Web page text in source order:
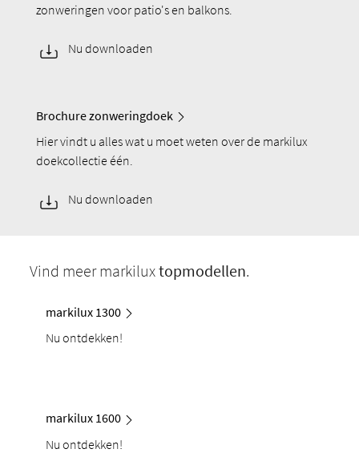
zonweringen voor patio's en balkons.
Nu downloaden
Brochure zonweringdoek
Hier vindt u alles wat u moet weten over de markilux
doekcollectie één.
Nu downloaden
Vind meer markiluxtopmodellen.
markilux 1300
Nu ontdekken!
markilux 1600
Nu ontdekken!